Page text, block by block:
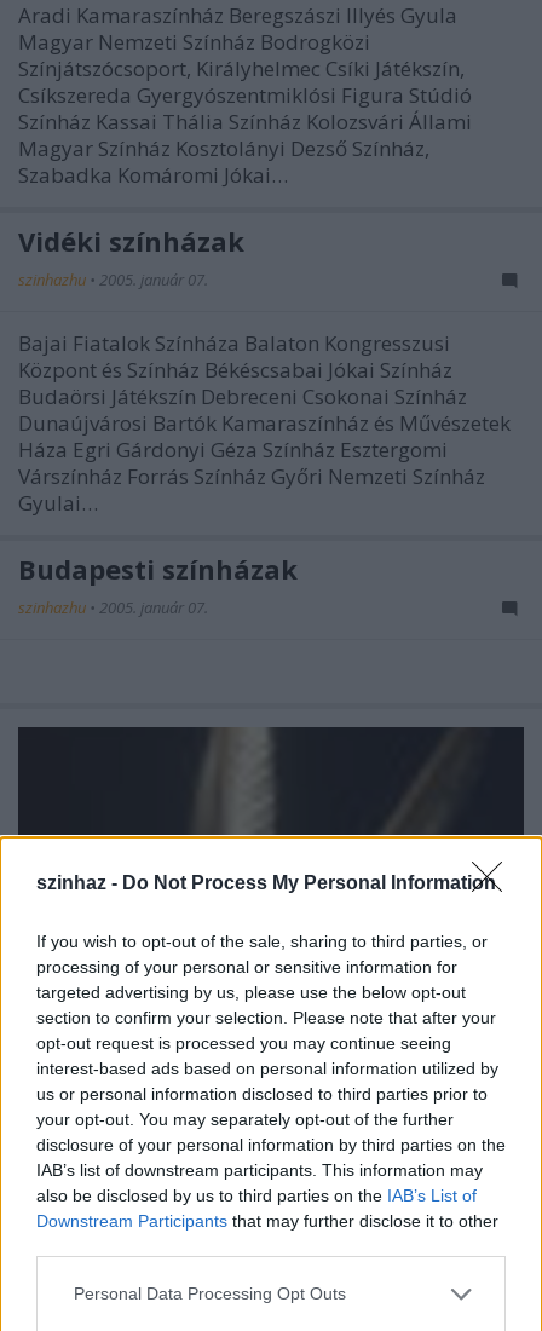
szinhaz - Do Not Process My Personal Information
If you wish to opt-out of the sale, sharing to third parties, or
processing of your personal or sensitive information for
targeted advertising by us, please use the below opt-out
section to confirm your selection. Please note that after your
opt-out request is processed you may continue seeing
interest-based ads based on personal information utilized by
us or personal information disclosed to third parties prior to
your opt-out. You may separately opt-out of the further
disclosure of your personal information by third parties on the
IAB’s list of downstream participants. This information may
also be disclosed by us to third parties on the IAB’s List of
Downstream Participants that may further disclose it to other
Please note that this website/app uses one or more Google
Personal Data Processing Opt Outs
Aradi Kamaraszínház Beregszászi Illyés Gyula
Magyar Nemzeti Színház Bodrogközi
Színjátszócsoport, Királyhelmec Csíki Játékszín,
Csíkszereda Gyergyószentmiklósi Figura Stúdió
Színház Kassai Thália Színház Kolozsvári Állami
Magyar Színház Kosztolányi Dezső Színház,
Szabadka Komáromi Jókai…
Vidéki színházak
szinhazhu • 2005. január 07.
Bajai Fiatalok Színháza Balaton Kongresszusi
Központ és Színház Békéscsabai Jókai Színház
Budaörsi Játékszín Debreceni Csokonai Színház
Dunaújvárosi Bartók Kamaraszínház és Művészetek
Háza Egri Gárdonyi Géza Színház Esztergomi
Várszínház Forrás Színház Győri Nemzeti Színház
Gyulai…
Budapesti színházak
szinhazhu • 2005. január 07.
Kritikapályázat - meghosszabbítva
szinhazhu•2005. január 07.
A SZÍNHÁZ szakfolyóirat és a magyar színházi portál
által meghirdetett színikritika-pályázat beérkezési
határidejét módosítottuk. A pályamûvek
beérkezésének új határideje: 2005. február 28-a.